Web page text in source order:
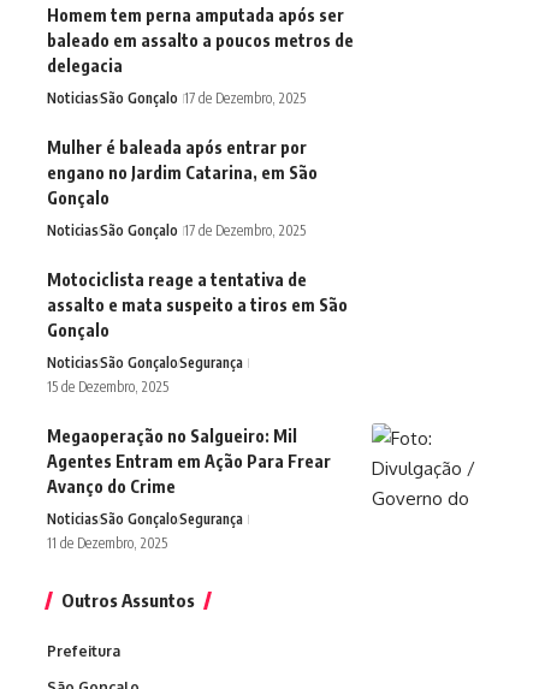
Homem tem perna amputada após ser
baleado em assalto a poucos metros de
delegacia
NoticiasSão Gonçalo 17 de Dezembro, 2025
Mulher é baleada após entrar por
engano no Jardim Catarina, em São
Gonçalo
NoticiasSão Gonçalo 17 de Dezembro, 2025
Motociclista reage a tentativa de
assalto e mata suspeito a tiros em São
Gonçalo
NoticiasSão GonçaloSegurança
15 de Dezembro, 2025
Megaoperação no Salgueiro: Mil
Agentes Entram em Ação Para Frear
Avanço do Crime
NoticiasSão GonçaloSegurança
11 de Dezembro, 2025
Outros Assuntos
Prefeitura